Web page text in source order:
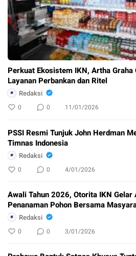
Perkuat Ekosistem IKN, Artha
Layanan Perbankan dan Ritel
Redaksi
0 0 11/01/2026
PSSI Resmi Tunjuk John Herdman
Timnas Indonesia
Redaksi
0 0 4/01/2026
Awali Tahun 2026, Otorita IKN Gelar
Penanaman Pohon Bersama
Redaksi
0 0 3/01/2026